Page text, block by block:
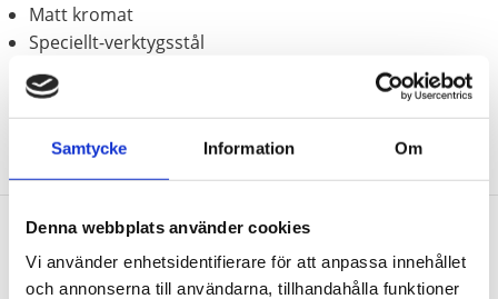
Samtycke Information Om
Denna webbplats använder cookies
Vi använder enhetsidentifierare för att anpassa innehållet
och annonserna till användarna, tillhandahålla funktioner
Matt kromat
Speciellt-verktygsstål
Nyhetsbrev